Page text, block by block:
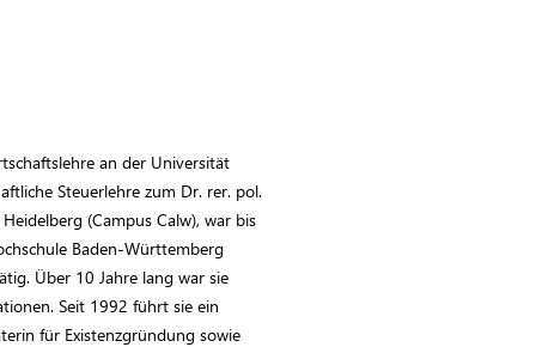
an der Universität
Steuerlehre zum Dr. rer. pol.
(Campus Calw), war bis
Baden-Württemberg
Über 10 Jahre lang war sie
Seit 1992 führt sie ein
für Existenzgründung sowie